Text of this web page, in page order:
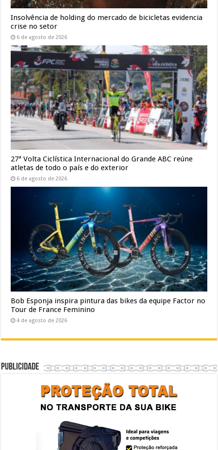
Insolvência de holding do mercado de bicicletas evidencia
crise no setor
6 de agosto de 2026
27ª Volta Ciclística Internacional do Grande ABC reúne
atletas de todo o país e do exterior
6 de agosto de 2026
Bob Esponja inspira pintura das bikes da equipe Factor no
Tour de France Feminino
4 de agosto de 2026
Publicidade